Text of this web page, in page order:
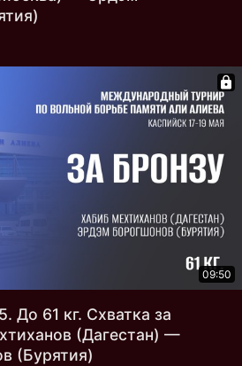
09:50
До 61 кг. Схватка за
(Дагестан) —
(Бурятия)